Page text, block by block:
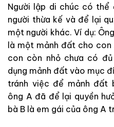
Người lập di chúc có
người thừa kế và để lại
một người khác. Ví dụ:
là một mảnh đất cho con
con còn nhỏ chưa có
dụng mảnh đất vào mục
tránh việc để mảnh đất
ông A đã để lại quyền
bà B là em gái của ông A